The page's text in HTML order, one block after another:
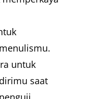
untuk
saat